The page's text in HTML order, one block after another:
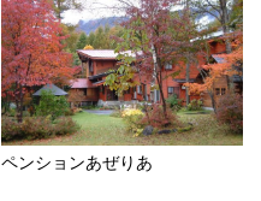
ペンションあぜりあ